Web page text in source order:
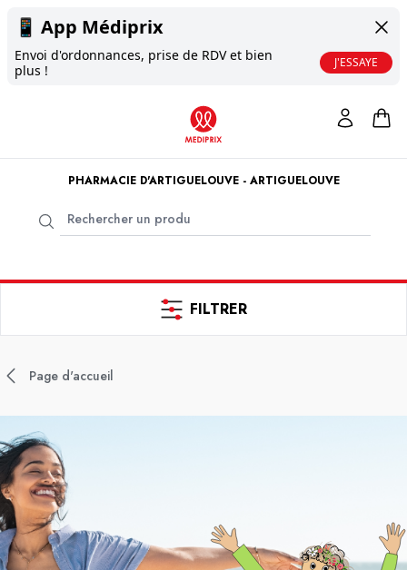
📱 App Médiprix
Envoi d'ordonnances, prise de RDV et bien
plus !
J'ESSAYE
PHARMACIE D'ARTIGUELOUVE - ARTIGUELOUVE
FILTRER
Page d'accueil